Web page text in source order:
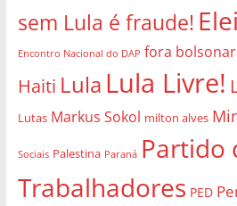
sem Lula é fraude!
Encontro Nacional do DAP fora
Haiti Lula Lula Livre!
Lutas Markus Sokol milton alves
Sociais Palestina Paraná Partido
Trabalhadores PED